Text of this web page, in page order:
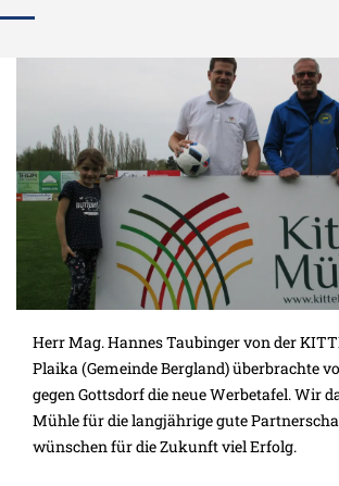
Herr Mag. Hannes Taubinger von der
Plaika (Gemeinde Bergland) überbrachte
gegen Gottsdorf die neue Werbetafel. Wir
Mühle für die langjährige gute
wünschen für die Zukunft viel Erfolg.